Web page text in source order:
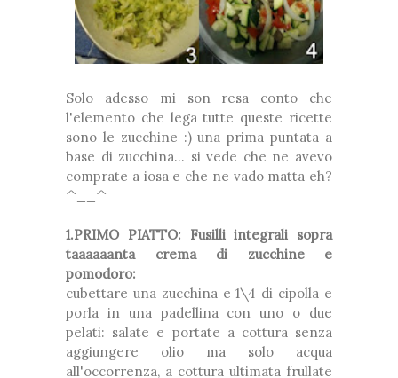
Solo adesso mi son resa conto che
l'elemento che lega tutte queste ricette
sono le zucchine :) una prima puntata a
base di zucchina... si vede che ne avevo
comprate a iosa e che ne vado matta eh?
^__^
1.PRIMO PIATTO: Fusilli integrali sopra
taaaaaanta crema di zucchine e
pomodoro:
cubettare una zucchina e 1\4 di cipolla e
porla in una padellina con uno o due
pelati: salate e portate a cottura senza
aggiungere olio ma solo acqua
all'occorrenza, a cottura ultimata frullate